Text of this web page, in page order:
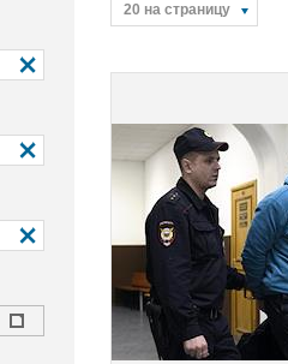
20 на страницу